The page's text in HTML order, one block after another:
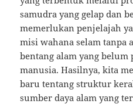
samudra yang gelap dan
memerlukan penjelajah
misi wahana selam tanpa
bentang alam yang
manusia. Hasilnya, kita
baru tentang struktur
sumber daya alam yang